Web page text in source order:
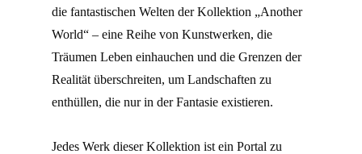
die fantastischen Welten der Kollektion „Another
World“ – eine Reihe von Kunstwerken, die
Träumen Leben einhauchen und die Grenzen der
Realität überschreiten, um Landschaften zu
enthüllen, die nur in der Fantasie existieren.
Jedes Werk dieser Kollektion ist ein Portal zu